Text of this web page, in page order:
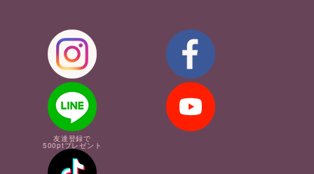
友達登録で
500ptプレゼント